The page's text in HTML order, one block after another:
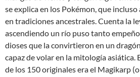
se explica en los Pokémon, que incluso
en tradiciones ancestrales. Cuenta la
ascendiendo un río puso tanto
dioses que la convirtieron en un
capaz de volar en la mitología asiática.
de los 150 originales era el Magikarp